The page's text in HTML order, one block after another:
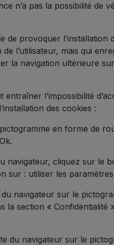
n’a pas la possibilité de
de provoquer
l’utilisateur, mais qui
la navigation ultérieure
entraîner l’impossibilité
des cookies :
en forme de
cliquez sur le
sur : utiliser les
navigateur sur le
la section «
du navigateur sur le